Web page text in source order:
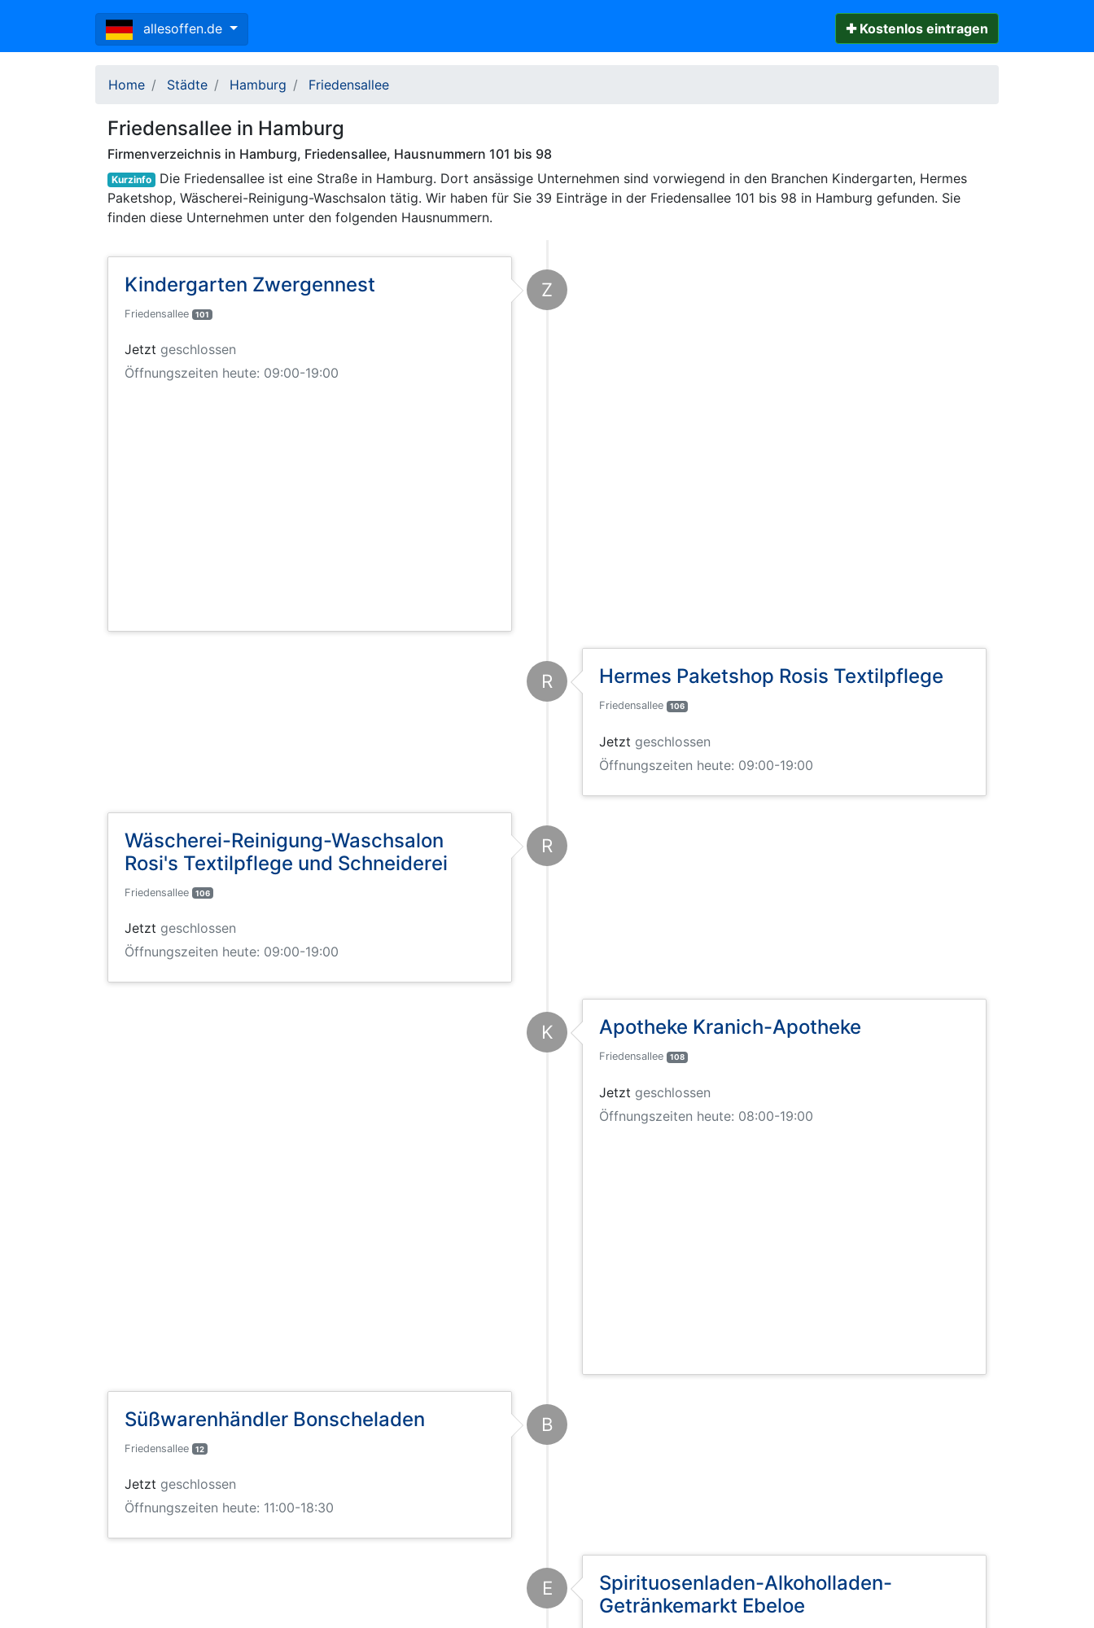
allesoffen.de ✚ Kostenlos eintragen
Home Städte Hamburg Friedensallee
Friedensallee in Hamburg
Firmenverzeichnis in Hamburg, Friedensallee, Hausnummern 101 bis 98
Kurzinfo Die Friedensallee ist eine Straße in Hamburg. Dort ansässige Unternehmen sind vorwiegend in den Branchen Kindergarten, Hermes
Paketshop, Wäscherei-Reinigung-Waschsalon tätig. Wir haben für Sie 39 Einträge in der Friedensallee 101 bis 98 in Hamburg gefunden. Sie
finden diese Unternehmen unter den folgenden Hausnummern.
Z
Kindergarten Zwergennest
Friedensallee 101
Jetzt geschlossen
Öffnungszeiten heute: 09:00-19:00
R Hermes Paketshop Rosis Textilpflege
Friedensallee 106
Jetzt geschlossen
Öffnungszeiten heute: 09:00-19:00
R
Wäscherei-Reinigung-Waschsalon
Rosi's Textilpflege und Schneiderei
Friedensallee 106
Jetzt geschlossen
Öffnungszeiten heute: 09:00-19:00
K Apotheke Kranich-Apotheke
Friedensallee 108
Jetzt geschlossen
Öffnungszeiten heute: 08:00-19:00
B
Süßwarenhändler Bonscheladen
Friedensallee 12
Jetzt geschlossen
Öffnungszeiten heute: 11:00-18:30
E
Spirituosenladen-Alkoholladen-
Getränkemarkt Ebeloe